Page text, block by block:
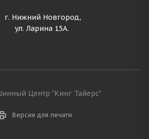
г. Нижний Новгород,
ул. Ларина 15А.
Центр "Кинг Тайерс"
Версия для печати